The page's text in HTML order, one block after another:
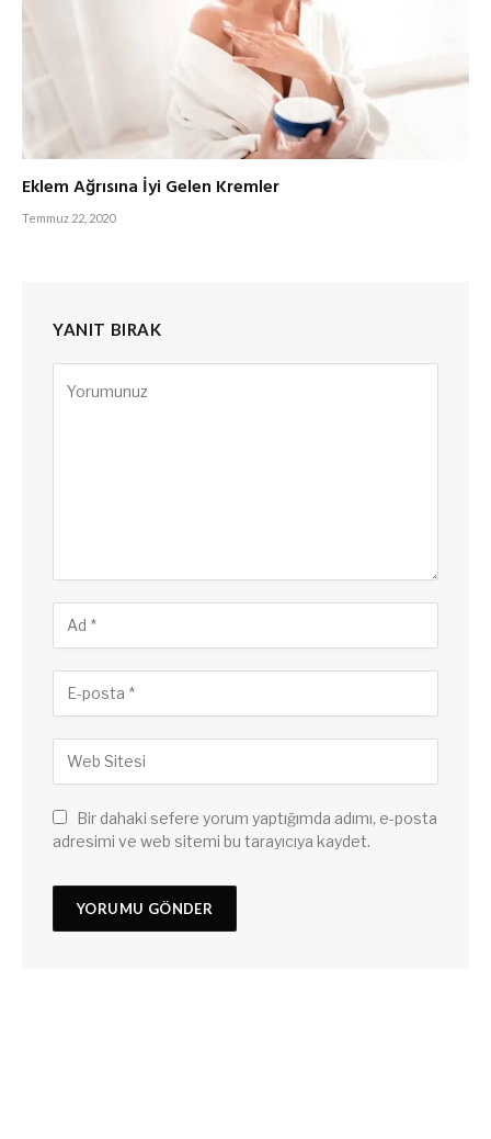
Eklem Ağrısına İyi Gelen Kremler
Temmuz 22, 2020
YANIT BIRAK
Bir dahaki sefere yorum yaptığımda adımı, e-posta
adresimi ve web sitemi bu tarayıcıya kaydet.